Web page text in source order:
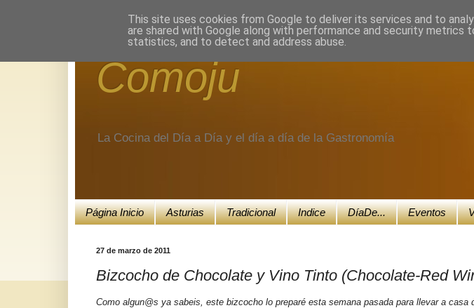
Comoju
La Cocina del Día a Día y el día a día de la Gastronomía
Página Inicio Asturias Tradicional Indice DíaDe... Eventos
27 de marzo de 2011
Bizcocho de Chocolate y Vino Tinto (Chocolate-Red
Como algun@s ya sabeis, este bizcocho lo preparé esta semana pasada para llevar a
This site uses cookies from Google to deliver its services and to
are shared with Google along with performance and security metrics
statistics, and to detect and address abuse.